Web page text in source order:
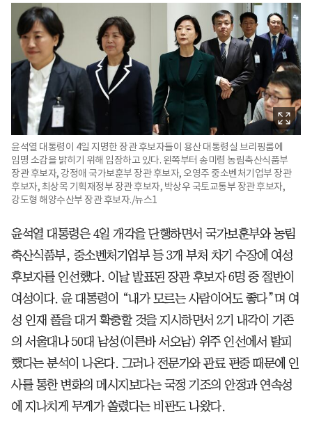
윤석열 대통령이 4일 지명한 장관 후보자들이 용산 대통령실 브리핑룸에
임명 소감을 밝히기 위해 입장하고 있다. 왼쪽부터 송미령 농림축산식품부
장관 후보자, 강정애 국가보훈부 장관 후보자, 오영주 중소벤처기업부 장관
후보자, 최상목 기획재정부 장관 후보자, 박상우 국토교통부 장관 후보자,
강도형 해양수산부 장관 후보자./뉴스1
윤석열 대통령은 4일 개각을 단행하면서 국가보훈부와 농림
축산식품부, 중소벤처기업부 등 3개 부처 차기 수장에 여성
후보자를 인선했다. 이날 발표된 장관 후보자 6명 중 절반이
여성이다. 윤 대통령이 “내가 모르는 사람이어도 좋다”며 여
성 인재 풀을 대거 확충할 것을 지시하면서 2기 내각이 기존
의 서울대나 50대 남성(이른바 서오남) 위주 인선에서 탈피
했다는 분석이 나온다. 그러나 전문가와 관료 편중 때문에 인
사를 통한 변화의 메시지보다는 국정 기조의 안정과 연속성
에 지나치게 무게가 쏠렸다는 비판도 나왔다.